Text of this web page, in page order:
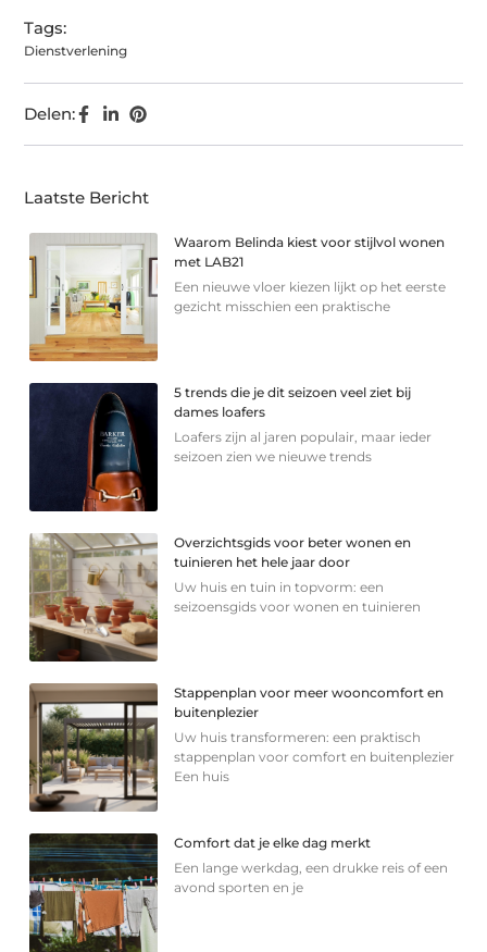
Tags:
Dienstverlening
Delen:
Laatste Bericht
Waarom Belinda kiest voor stijlvol wonen
met LAB21
Een nieuwe vloer kiezen lijkt op het eerste
gezicht misschien een praktische
5 trends die je dit seizoen veel ziet bij
dames loafers
Loafers zijn al jaren populair, maar ieder
seizoen zien we nieuwe trends
Overzichtsgids voor beter wonen en
tuinieren het hele jaar door
Uw huis en tuin in topvorm: een
seizoensgids voor wonen en tuinieren
Stappenplan voor meer wooncomfort en
buitenplezier
Uw huis transformeren: een praktisch
stappenplan voor comfort en buitenplezier
Een huis
Comfort dat je elke dag merkt
Een lange werkdag, een drukke reis of een
avond sporten en je